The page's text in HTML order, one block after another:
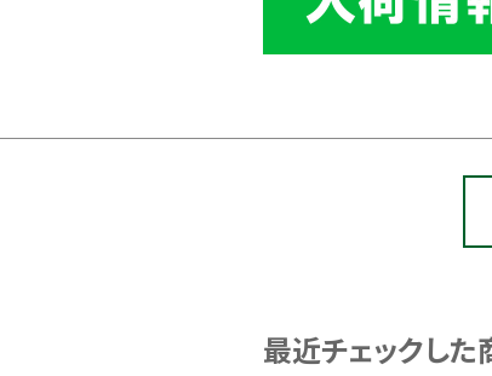
最近チェックした